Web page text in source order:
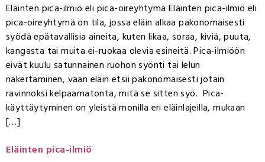
Eläinten pica-ilmiö eli pica-oireyhtymä Eläinten pica-ilmiö eli
pica-oireyhtymä on tila, jossa eläin alkaa pakonomaisesti
syödä epätavallisia aineita, kuten likaa, soraa, kiviä, puuta,
kangasta tai muita ei-ruokaa olevia esineitä. Pica-ilmiöön
eivät kuulu satunnainen ruohon syönti tai lelun
nakertaminen, vaan eläin etsii pakonomaisesti jotain
ravinnoksi kelpaamatonta, mitä se sitten syö. Pica-
käyttäytyminen on yleistä monilla eri eläinlajeilla, mukaan
[…]
Eläinten pica-ilmiö